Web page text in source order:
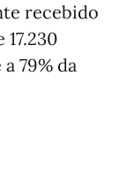
recebido
79% da